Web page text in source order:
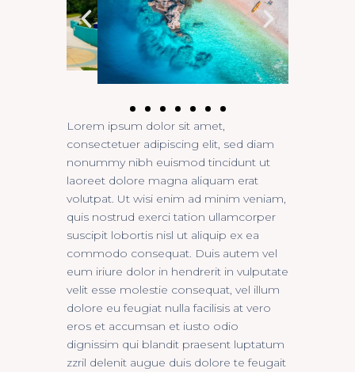
Lorem ipsum dolor sit amet,
consectetuer adipiscing elit, sed diam
nonummy nibh euismod tincidunt ut
laoreet dolore magna aliquam erat
volutpat. Ut wisi enim ad minim veniam,
quis nostrud exerci tation ullamcorper
suscipit lobortis nisl ut aliquip ex ea
commodo consequat. Duis autem vel
eum iriure dolor in hendrerit in vulputate
velit esse molestie consequat, vel illum
dolore eu feugiat nulla facilisis at vero
eros et accumsan et iusto odio
dignissim qui blandit praesent luptatum
zzril delenit augue duis dolore te feugait